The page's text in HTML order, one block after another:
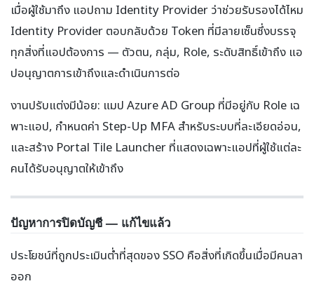
เมื่อผู้ใช้มาถึง แอปถาม Identity Provider ว่าช่วยรับรองได้ไหม
Identity Provider ตอบกลับด้วย Token ที่มีลายเซ็นซึ่งบรรจุ
ทุกสิ่งที่แอปต้องการ — ตัวตน, กลุ่ม, Role, ระดับสิทธิ์เข้าถึง แอ
ปอนุญาตการเข้าถึงและดำเนินการต่อ
งานปรับแต่งมีน้อย: แมป Azure AD Group ที่มีอยู่กับ Role เฉ
พาะแอป, กำหนดค่า Step-Up MFA สำหรับระบบที่ละเอียดอ่อน,
และสร้าง Portal Tile Launcher ที่แสดงเฉพาะแอปที่ผู้ใช้แต่ละ
คนได้รับอนุญาตให้เข้าถึง
ปัญหาการปิดบัญชี — แก้ไขแล้ว
ประโยชน์ที่ถูกประเมินต่ำที่สุดของ SSO คือสิ่งที่เกิดขึ้นเมื่อมีคนลา
ออก